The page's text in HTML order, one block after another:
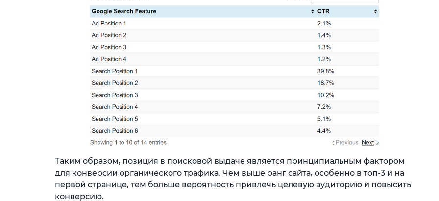
Таким образом, позиция в поисковой выдаче является принципиальным фактором
для конверсии органического трафика. Чем выше ранг сайта, особенно в топ-3 и на
первой странице, тем больше вероятность привлечь целевую аудиторию и повысить
конверсию.